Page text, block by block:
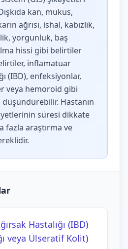
kan, mukus,
ağrısı, ishal, kabızlık,
yorgunluk, baş
hissi gibi belirtiler
inflamatuar
(IBD), enfeksiyonlar,
veya hemoroid gibi
Hastanın
süresi dikkate
fazla araştırma ve
Hastalığı (IBD)
veya Ülseratif Kolit)